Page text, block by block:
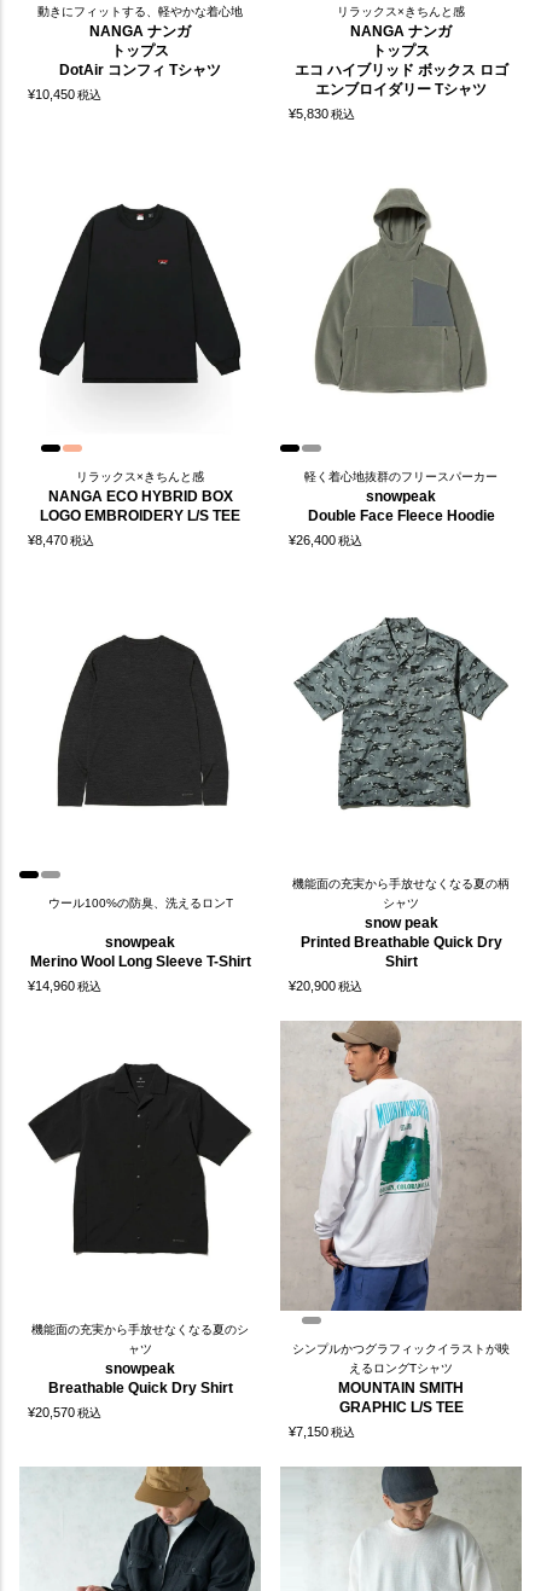
動きにフィットする、軽やかな着心地
NANGA ナンガ
トップス
DotAir コンフィ Tシャツ
¥10,450税込
リラックス×きちんと感
NANGA ナンガ
トップス
エコ ハイブリッド ボックス ロゴ
エンブロイダリー Tシャツ
¥5,830税込
リラックス×きちんと感
NANGA ECO HYBRID BOX
LOGO EMBROIDERY L/S TEE
¥8,470税込
軽く着心地抜群のフリースパーカー
snowpeak
Double Face Fleece Hoodie
¥26,400税込
ウール100%の防臭、洗えるロンT
snowpeak
Merino Wool Long Sleeve T-Shirt
¥14,960税込
機能面の充実から手放せなくなる夏の柄
シャツ
snow peak
Printed Breathable Quick Dry
Shirt
¥20,900税込
機能面の充実から手放せなくなる夏のシ
ャツ
snowpeak
Breathable Quick Dry Shirt
¥20,570税込
シンプルかつグラフィックイラストが映
えるロングTシャツ
MOUNTAIN SMITH
GRAPHIC L/S TEE
¥7,150税込